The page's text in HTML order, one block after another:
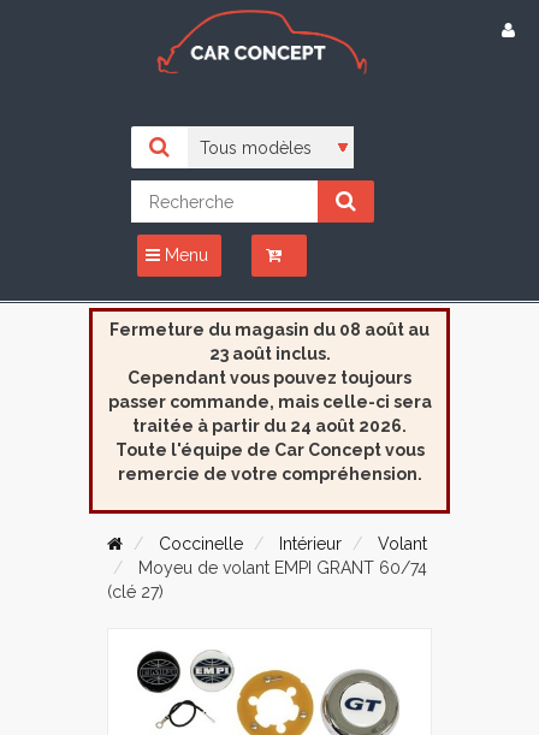
Menu
Fermeture du magasin du 08 août au
23 août inclus.
Cependant vous pouvez toujours
passer commande, mais celle-ci sera
traitée à partir du 24 août 2026.
Toute l'équipe de Car Concept vous
remercie de votre compréhension.
Coccinelle Intérieur
Volant
Moyeu de volant EMPI GRANT 60/74
(clé 27)